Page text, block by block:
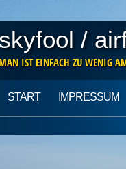
skyfool /
MAN IST EINFACH ZU WENIG
menu
START IMPRESSUM